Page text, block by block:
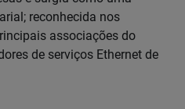
reconhecida nos
associações do
de serviços Ethernet de